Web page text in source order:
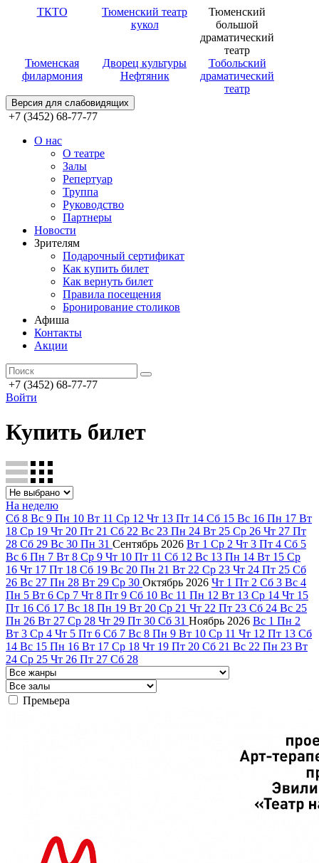
ТКТО
Тюменский театр
кукол
Тюменский
большой
драматический
театр
Тюменская
филармония
Дворец культуры
Нефтяник
Тобольский
драматический
театр
Версия для слабовидящих
+7 (3452) 68-77-77
О нас
О театре
Залы
Репертуар
Труппа
Руководство
Партнеры
Новости
Зрителям
Подарочный сертификат
Как купить билет
Как вернуть билет
Правила посещения
Бронирование столиков
Афиша
Контакты
Акции
+7 (3452) 68-77-77
Войти
Купить билет
На неделю
Сб 8 Вс 9 Пн 10 Вт 11 Ср 12 Чт 13 Пт 14 Сб 15 Вс 16 Пн 17 Вт
18 Ср 19 Чт 20 Пт 21 Сб 22 Вс 23 Пн 24 Вт 25 Ср 26 Чт 27 Пт
28 Сб 29 Вс 30 Пн 31 Сентябрь 2026 Вт 1 Ср 2 Чт 3 Пт 4 Сб 5
Вс 6 Пн 7 Вт 8 Ср 9 Чт 10 Пт 11 Сб 12 Вс 13 Пн 14 Вт 15 Ср
16 Чт 17 Пт 18 Сб 19 Вс 20 Пн 21 Вт 22 Ср 23 Чт 24 Пт 25 Сб
26 Вс 27 Пн 28 Вт 29 Ср 30 Октябрь 2026 Чт 1 Пт 2 Сб 3 Вс 4
Пн 5 Вт 6 Ср 7 Чт 8 Пт 9 Сб 10 Вс 11 Пн 12 Вт 13 Ср 14 Чт 15
Пт 16 Сб 17 Вс 18 Пн 19 Вт 20 Ср 21 Чт 22 Пт 23 Сб 24 Вс 25
Пн 26 Вт 27 Ср 28 Чт 29 Пт 30 Сб 31 Ноябрь 2026 Вс 1 Пн 2
Вт 3 Ср 4 Чт 5 Пт 6 Сб 7 Вс 8 Пн 9 Вт 10 Ср 11 Чт 12 Пт 13 Сб
14 Вс 15 Пн 16 Вт 17 Ср 18 Чт 19 Пт 20 Сб 21 Вс 22 Пн 23 Вт
24 Ср 25 Чт 26 Пт 27 Сб 28
Премьера